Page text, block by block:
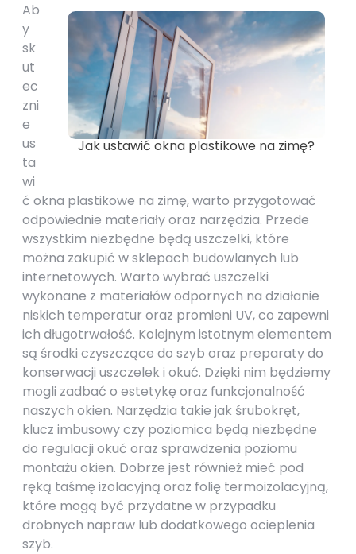
Jak ustawić okna plastikowe na zimę?
Ab
y
sk
ut
ec
zni
e
us
ta
wi
ć okna plastikowe na zimę, warto przygotować
odpowiednie materiały oraz narzędzia. Przede
wszystkim niezbędne będą uszczelki, które
można zakupić w sklepach budowlanych lub
internetowych. Warto wybrać uszczelki
wykonane z materiałów odpornych na działanie
niskich temperatur oraz promieni UV, co zapewni
ich długotrwałość. Kolejnym istotnym elementem
są środki czyszczące do szyb oraz preparaty do
konserwacji uszczelek i okuć. Dzięki nim będziemy
mogli zadbać o estetykę oraz funkcjonalność
naszych okien. Narzędzia takie jak śrubokręt,
klucz imbusowy czy poziomica będą niezbędne
do regulacji okuć oraz sprawdzenia poziomu
montażu okien. Dobrze jest również mieć pod
ręką taśmę izolacyjną oraz folię termoizolacyjną,
które mogą być przydatne w przypadku
drobnych napraw lub dodatkowego ocieplenia
szyb.